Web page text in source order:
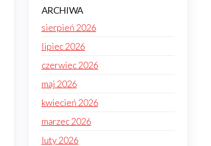
ARCHIWA
sierpień 2026
lipiec 2026
czerwiec 2026
maj 2026
kwiecień 2026
marzec 2026
luty 2026